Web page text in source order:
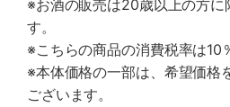
※お酒の販売は20歳以上の方に
す。
※こちらの商品の消費税率は10
※本体価格の一部は、希望価格
ございます。